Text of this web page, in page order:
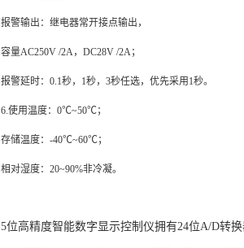
报警输出：继电器常开接点输出，
容量AC250V /2A，DC28V /2A；
报警延时：0.1秒， 1秒， 3秒任选，优先采用1秒。
6.使用温度：0℃~50℃；
存储温度： -40℃~60℃；
相对湿度：20~90%非冷凝。
5位高精度智能数字显示控制仪拥有24位A/D转